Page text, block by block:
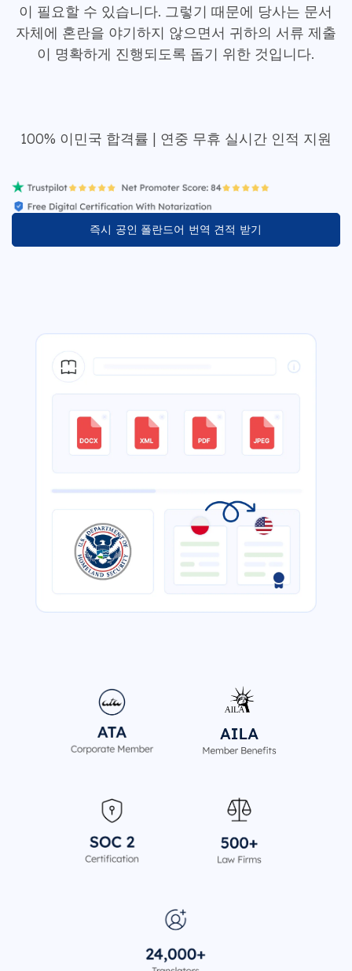
이 필요할 수 있습니다. 그렇기 때문에 당사는 문서
자체에 혼란을 야기하지 않으면서 귀하의 서류 제출
이 명확하게 진행되도록 돕기 위한 것입니다.
100% 이민국 합격률 | 연중 무휴 실시간 인적 지원
즉시 공인 폴란드어 번역 견적 받기